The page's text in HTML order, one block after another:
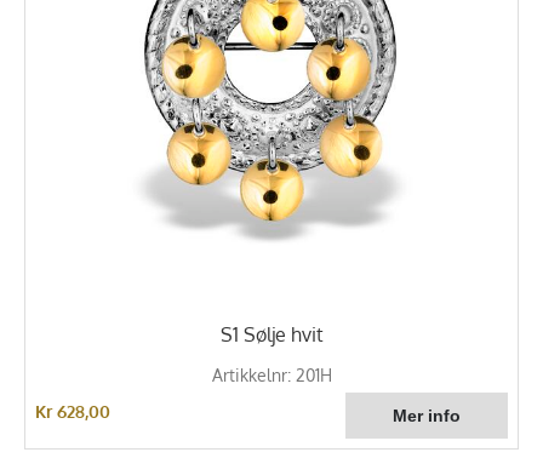
S1 Sølje hvit
Artikkelnr: 201H
Kr 628,00